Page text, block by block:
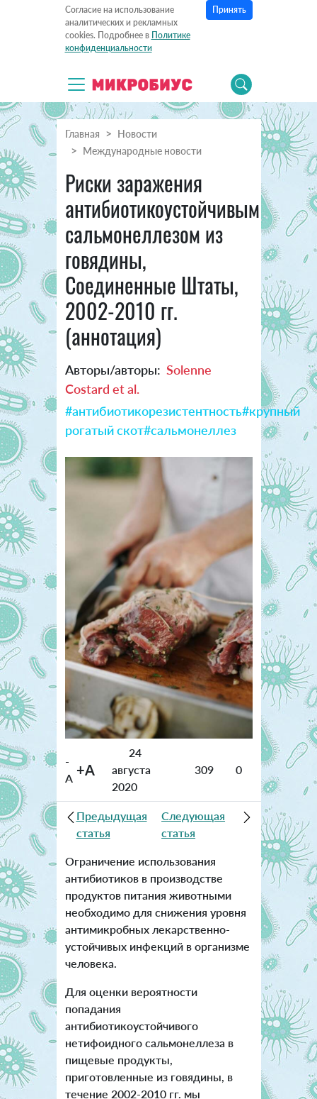
Согласие на использование
аналитических и рекламных
cookies. Подробнее в Политике
конфиденциальности
Принять
Главная
Новости
Международные новости
Риски заражения
антибиотикоустойчивым
сальмонеллезом из
говядины,
Соединенные Штаты,
2002-2010 гг.
(аннотация)
Авторы/авторы: Solenne
Costard et al.
#антибиотикорезистентность#крупный
рогатый скот#сальмонеллез
-
A +A
24
августа
2020
309 0
Предыдущая
статья
Следующая
статья
Ограничение использования
антибиотиков в производстве
продуктов питания животными
необходимо для снижения уровня
антимикробных лекарственно-
устойчивых инфекций в организме
человека.
Для оценки вероятности
попадания
антибиотикоустойчивого
нетифоидного сальмонеллеза в
пищевые продукты,
приготовленные из говядины, в
течение 2002-2010 гг. мы